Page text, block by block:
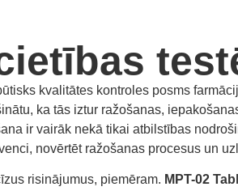
kvalitātes kontroles posms
ka tās iztur ražošanas,
ir vairāk nekā tikai atbilstības
novērtēt ražošanas procesus un
risinājumus, piemēram. MPT-02